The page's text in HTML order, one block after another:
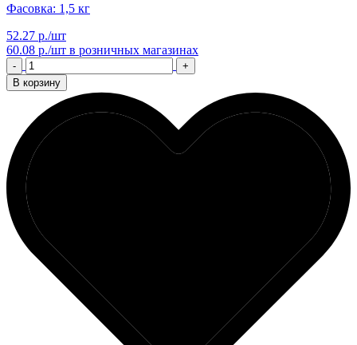
Фасовка: 1,5 кг
52.27 р./шт
60.08 р./шт в розничных магазинах
-
+
В корзину